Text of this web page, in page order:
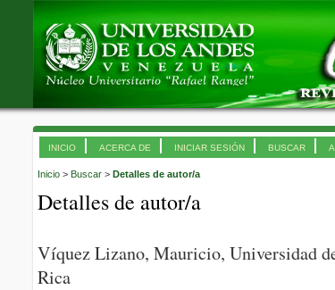
INICIO ACERCA DE INICIAR SESIÓN BUSCAR
Inicio > Buscar > Detalles de autor/a
Detalles de autor/a
Víquez Lizano, Mauricio, Universidad
Rica